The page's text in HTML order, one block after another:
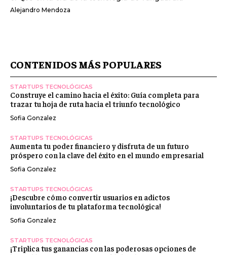
Alejandro Mendoza
CONTENIDOS MÁS POPULARES
STARTUPS TECNOLÓGICAS
Construye el camino hacia el éxito: Guía completa para
trazar tu hoja de ruta hacia el triunfo tecnológico
Sofia Gonzalez
STARTUPS TECNOLÓGICAS
Aumenta tu poder financiero y disfruta de un futuro
próspero con la clave del éxito en el mundo empresarial
Sofia Gonzalez
STARTUPS TECNOLÓGICAS
¡Descubre cómo convertir usuarios en adictos
involuntarios de tu plataforma tecnológica!
Sofia Gonzalez
STARTUPS TECNOLÓGICAS
¡Triplica tus ganancias con las poderosas opciones de